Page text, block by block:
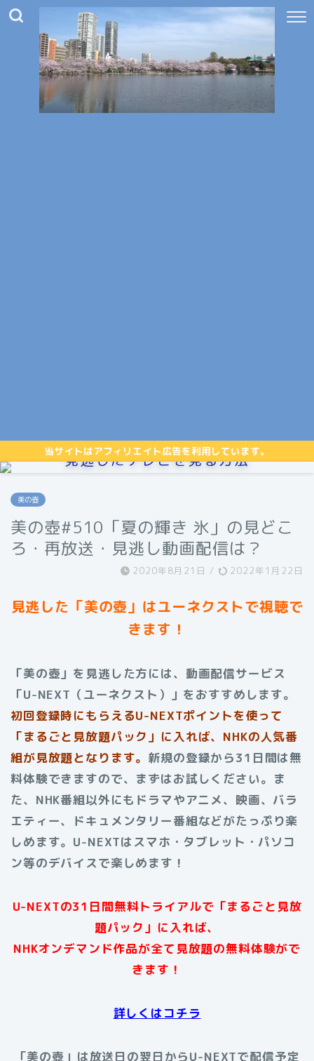
当サイトはアフィリエイト広告を利用しています。
見逃したテレビを見る方法
美の壺
美の壺#510「夏の輝き 氷」の見どこ
ろ・再放送・見逃し動画配信は？
2020年8月21日 / 2022年1月22日
見逃した「美の壺」はユーネクストで視聴で
きます！
「美の壺」を見逃した方には、動画配信サービス
「U-NEXT（ユーネクスト）」をおすすめします。
初回登録時にもらえるU-NEXTポイントを使って
「まるごと見放題パック」に入れば、NHKの人気番
組が見放題となります。 新規の登録から31日間は無
料体験できますので、まずはお試しください。ま
た、NHK番組以外にもドラマやアニメ、映画、バラ
エティー、ドキュメンタリー番組などがたっぷり楽
しめます。U-NEXTはスマホ・タブレット・パソコ
ン等のデバイスで楽しめます！
U-NEXTの31日間無料トライアルで「まるごと見放
題パック」に入れば、
NHKオンデマンド作品が全て見放題の無料体験がで
きます！
詳しくはコチラ
「美の壺」は放送日の翌日からU-NEXTで配信予定